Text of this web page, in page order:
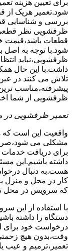
برای تعیین هزینه
شود.تعمیر هریک از
بررسی و شناسایی
ظرفشویی نظر قطعی
قطعات باشد،قیمت
شود.با توجه به اصل
ظرفشویی،نباید
داشت.با این حال
تلاش می کنند در
پیشرفته،مناسب
ظرفشویی از شما
تعمیر ظرفشویی در
واقعیت این است که
مشکلی می شود،صرف
برای دریافت خدمات
داشته باشیم.این
هست.به دنبال
کار در محل و منزل
که سرویس در محل
با استفاده از این
دستگاه را داشته
درخواست خود برای
وقت،بدون هیچ
تعمیر،ترمیم و عیب